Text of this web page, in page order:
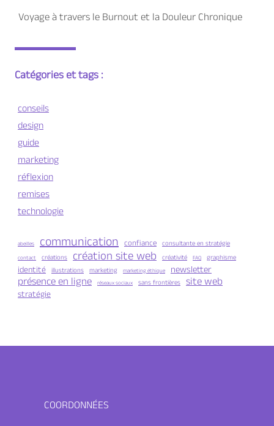
Voyage à travers le Burnout et la Douleur Chronique
Catégories et tags :
conseils
design
guide
marketing
réflexion
remises
technologie
abeilles communication confiance consultante en stratégie
contact créations création site web créativité FAQ graphisme
identité illustrations marketing marketing éthique newsletter
présence en ligne réseaux sociaux sans frontières site web
stratégie
COORDONNÉES